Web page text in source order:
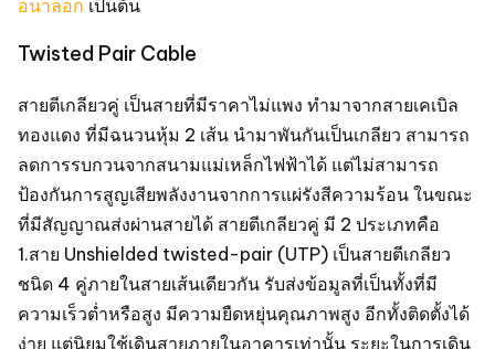
อนาล็อก เป็นต้น
Twisted Pair Cable
สายตีเกลียวคู่ เป็นสายที่มีราคาไม่แพง ทำมาจากสายเคเบิล
ทองแดง ที่มีฉนวนหุ้ม 2 เส้น นำมาพันกันเป็นเกลียว สามารถ
ลดการรบกวนจากสนามแม่เหล็กไฟฟ้าได้ แต่ไม่สามารถ
ป้องกันการสูญเสียพลังงานจากการแผ่รังสีความร้อน ในขณะ
ที่มีสัญญาณส่งผ่านสายได้ สายตีเกลียวคู่ มี 2 ประเภทคือ
1.สาย Unshielded twisted-pair (UTP) เป็นสายตีเกลียว
ชนิด 4 คู่ภายในสายเส้นเดียวกัน รับส่งข้อมูลที่เป็นทั้งที่มี
ความเร็วต่ำหรือสูง มีความยืดหยุ่นคุณภาพสูง อีกทั้งติดตั้งได้
ง่าย แต่นิยมใช้เดินสายภายในอาคารเท่านั้น ระยะในการเดิน